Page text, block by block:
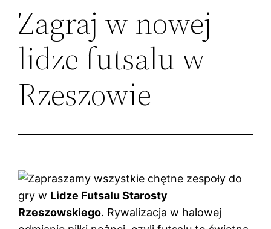
Zagraj w nowej
lidze futsalu w
Rzeszowie
Zapraszamy wszystkie chętne zespoły do
gry w Lidze Futsalu Starosty
Rzeszowskiego. Rywalizacja w halowej